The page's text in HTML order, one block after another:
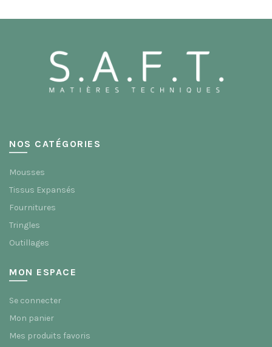
peuvent
être
choisies
sur
produit
NOS CATÉGORIES
Mousses
Tissus Expansés
Fournitures
Tringles
Outillages
MON ESPACE
Se connecter
Mon panier
Mes produits favoris